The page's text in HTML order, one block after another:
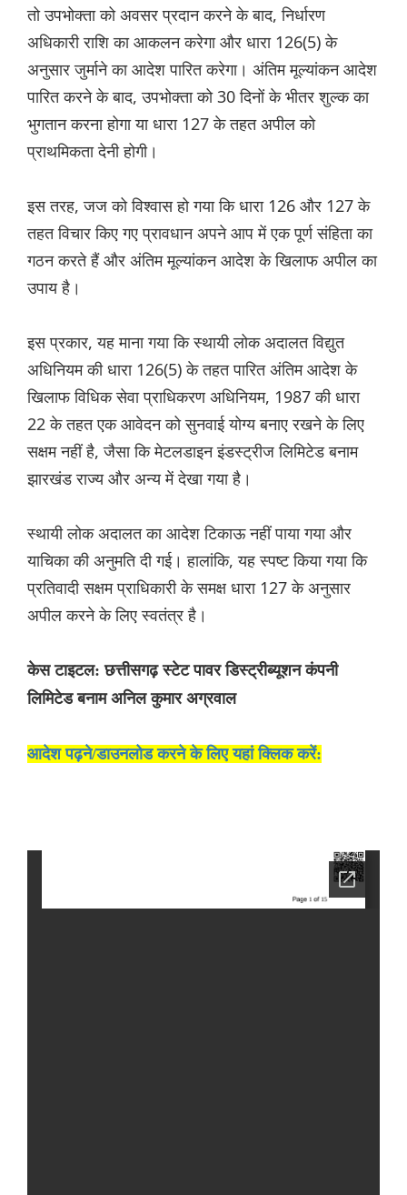
तो उपभोक्ता को अवसर प्रदान करने के बाद, निर्धारण
अधिकारी राशि का आकलन करेगा और धारा 126(5) के
अनुसार जुर्माने का आदेश पारित करेगा। अंतिम मूल्यांकन आदेश
पारित करने के बाद, उपभोक्ता को 30 दिनों के भीतर शुल्क का
भुगतान करना होगा या धारा 127 के तहत अपील को
प्राथमिकता देनी होगी।
इस तरह, जज को विश्वास हो गया कि धारा 126 और 127 के
तहत विचार किए गए प्रावधान अपने आप में एक पूर्ण संहिता का
गठन करते हैं और अंतिम मूल्यांकन आदेश के खिलाफ अपील का
उपाय है।
इस प्रकार, यह माना गया कि स्थायी लोक अदालत विद्युत
अधिनियम की धारा 126(5) के तहत पारित अंतिम आदेश के
खिलाफ विधिक सेवा प्राधिकरण अधिनियम, 1987 की धारा
22 के तहत एक आवेदन को सुनवाई योग्य बनाए रखने के लिए
सक्षम नहीं है, जैसा कि मेटलडाइन इंडस्ट्रीज लिमिटेड बनाम
झारखंड राज्य और अन्य में देखा गया है।
स्थायी लोक अदालत का आदेश टिकाऊ नहीं पाया गया और
याचिका की अनुमति दी गई। हालांकि, यह स्पष्ट किया गया कि
प्रतिवादी सक्षम प्राधिकारी के समक्ष धारा 127 के अनुसार
अपील करने के लिए स्वतंत्र है।
केस टाइटल: छत्तीसगढ़ स्टेट पावर डिस्ट्रीब्यूशन कंपनी
लिमिटेड बनाम अनिल कुमार अग्रवाल
आदेश पढ़ने/डाउनलोड करने के लिए यहां क्लिक करें: